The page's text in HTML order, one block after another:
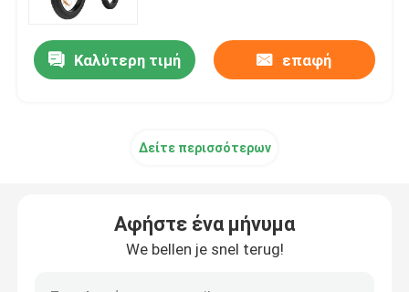
Καλύτερη τιμή επαφή
Δείτε περισσότερων
Αφήστε ένα μήνυμα
We bellen je snel terug!